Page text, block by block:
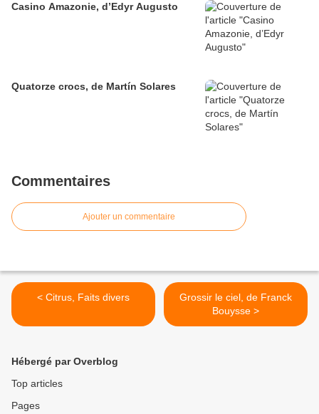
Casino Amazonie, d’Edyr Augusto
Quatorze crocs, de Martín Solares
Commentaires
Ajouter un commentaire
< Citrus, Faits divers
Grossir le ciel, de Franck
Bouysse >
Hébergé par Overblog
Top articles
Pages